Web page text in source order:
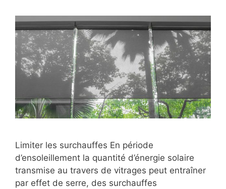
Limiter les surchauffes En période
d’ensoleillement la quantité d’énergie solaire
transmise au travers de vitrages peut entraîner
par effet de serre, des surchauffes